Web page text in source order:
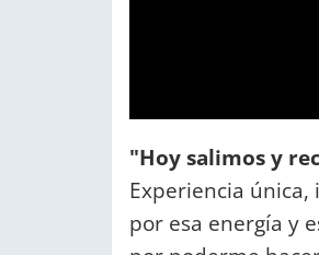
"Hoy salimos y
Experiencia
por esa energía y